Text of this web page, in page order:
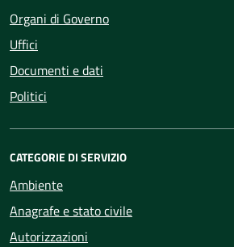
Organi di Governo
Uffici
Documenti e dati
Politici
CATEGORIE DI SERVIZIO
Ambiente
Anagrafe e stato civile
Autorizzazioni